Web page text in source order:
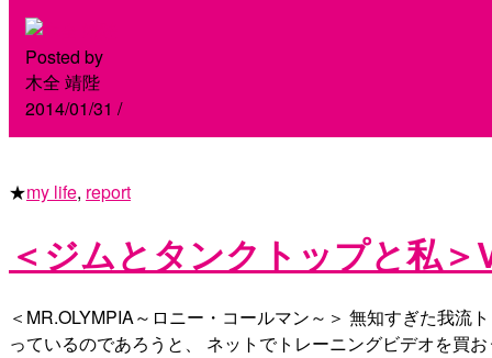
Posted by
木全 靖陛
2014/01/31 /
★my life, report
＜ジムとタンクトップと私＞
＜MR.OLYMPIA～ロニー・コールマン～＞ 無知すぎた我流
っているのであろうと、 ネットでトレーニングビデオを買